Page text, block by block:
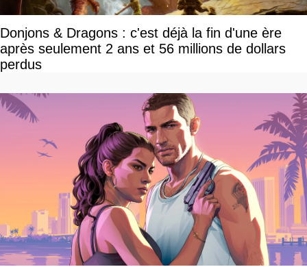
Donjons & Dragons : c'est déjà la fin d'une ère
après seulement 2 ans et 56 millions de dollars
perdus